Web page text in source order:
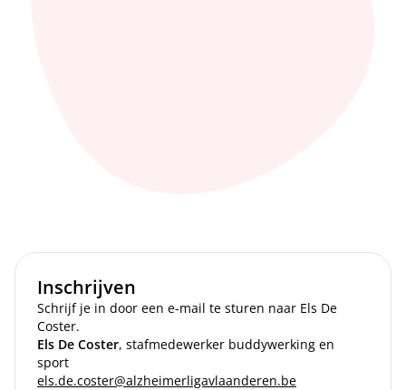
Inschrijven
Schrijf je in door een e-mail te sturen naar Els De
Coster.
Els De Coster, stafmedewerker buddywerking en
sport
els.de.coster@alzheimerligavlaanderen.be